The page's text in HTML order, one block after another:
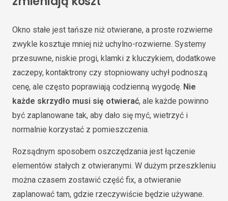
Okno stałe jest tańsze niż otwierane, a proste rozwierne
zwykle kosztuje mniej niż uchylno-rozwierne. Systemy
przesuwne, niskie progi, klamki z kluczykiem, dodatkowe
zaczepy, kontaktrony czy stopniowany uchył podnoszą
cenę, ale często poprawiają codzienną wygodę. Nie
każde skrzydło musi się otwierać, ale każde powinno
być zaplanowane tak, aby dało się myć, wietrzyć i
normalnie korzystać z pomieszczenia.
Rozsądnym sposobem oszczędzania jest łączenie
elementów stałych z otwieranymi. W dużym przeszkleniu
można czasem zostawić część fix, a otwieranie
zaplanować tam, gdzie rzeczywiście będzie używane.